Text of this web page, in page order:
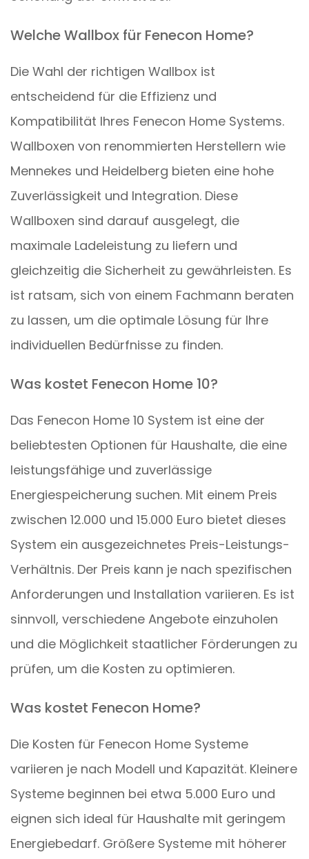
Welche Wallbox für Fenecon Home?
Die Wahl der richtigen Wallbox ist
entscheidend für die Effizienz und
Kompatibilität Ihres Fenecon Home Systems.
Wallboxen von renommierten Herstellern wie
Mennekes und Heidelberg bieten eine hohe
Zuverlässigkeit und Integration. Diese
Wallboxen sind darauf ausgelegt, die
maximale Ladeleistung zu liefern und
gleichzeitig die Sicherheit zu gewährleisten. Es
ist ratsam, sich von einem Fachmann beraten
zu lassen, um die optimale Lösung für Ihre
individuellen Bedürfnisse zu finden.
Was kostet Fenecon Home 10?
Das Fenecon Home 10 System ist eine der
beliebtesten Optionen für Haushalte, die eine
leistungsfähige und zuverlässige
Energiespeicherung suchen. Mit einem Preis
zwischen 12.000 und 15.000 Euro bietet dieses
System ein ausgezeichnetes Preis-Leistungs-
Verhältnis. Der Preis kann je nach spezifischen
Anforderungen und Installation variieren. Es ist
sinnvoll, verschiedene Angebote einzuholen
und die Möglichkeit staatlicher Förderungen zu
prüfen, um die Kosten zu optimieren.
Was kostet Fenecon Home?
Die Kosten für Fenecon Home Systeme
variieren je nach Modell und Kapazität. Kleinere
Systeme beginnen bei etwa 5.000 Euro und
eignen sich ideal für Haushalte mit geringem
Energiebedarf. Größere Systeme mit höherer